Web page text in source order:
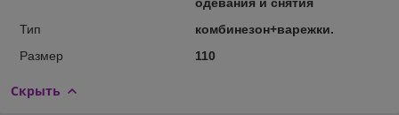
Тип
комбинезон+варежки.
Размер
110
Скрыть